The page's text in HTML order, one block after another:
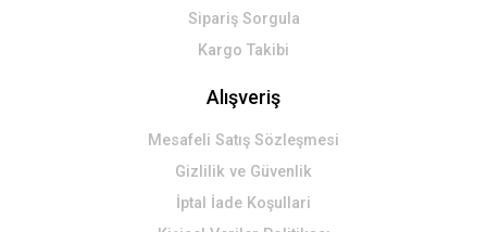
Sipariş Sorgula
Kargo Takibi
Alışveriş
Mesafeli Satış Sözleşmesi
Gizlilik ve Güvenlik
İptal İade Koşullari